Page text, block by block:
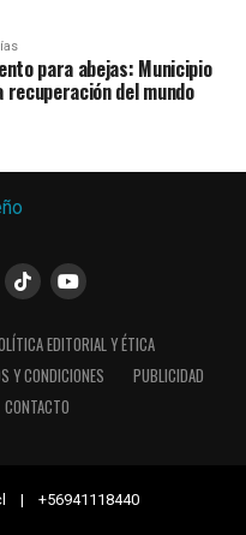
para abejas: Municipio
recuperación del mundo
EDITORIAL Y ÉTICA
Y CONDICIONES
PUBLICIDAD
CONTACTO
| +56941118440